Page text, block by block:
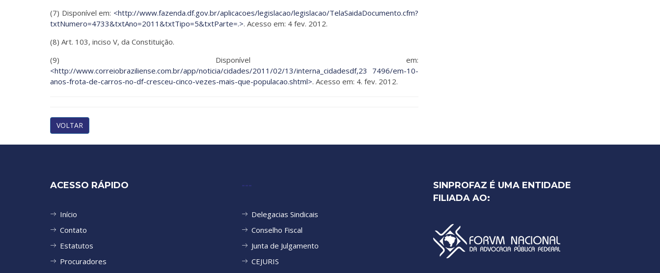
(7) Disponível em: <http://www.fazenda.df.gov.br/aplicacoes/legislacao/legislacao/TelaSaidaDocumento.cfm?
txtNumero=4733&txtAno=2011&txtTipo=5&txtParte=.>. Acesso em: 4 fev. 2012.
(8) Art. 103, inciso V, da Constituição.
(9) Disponível em:
<http://www.correiobraziliense.com.br/app/noticia/cidades/2011/02/13/interna_cidadesdf,23 7496/em-10-
anos-frota-de-carros-no-df-cresceu-cinco-vezes-mais-que-populacao.shtml>. Acesso em: 4. fev. 2012.
VOLTAR
ACESSO RÁPIDO
Início
Contato
Estatutos
Procuradores
---
Delegacias Sindicais
Conselho Fiscal
Junta de Julgamento
CEJURIS
SINPROFAZ É UMA ENTIDADE
FILIADA AO: